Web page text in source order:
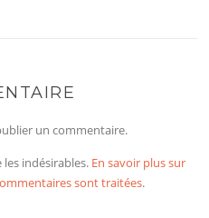
un commentaire.
indésirables. En savoir plus sur
sont traitées.